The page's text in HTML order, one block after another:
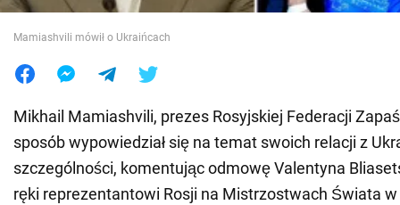
Jedzenie
Mamiashvili mówił o Ukraińcach
Mikhail Mamiashvili, prezes Rosyjskiej Federacji
sposób wypowiedział się na temat swoich relacji z
szczególności, komentując odmowę Valentyna
ręki reprezentantowi Rosji na Mistrzostwach Świata w